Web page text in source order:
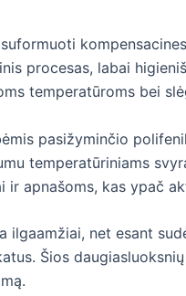
procesas, labai
temperatūroms bei
pasižyminčio
temperatūriniams
apnašoms, kas ypač
net esant
Šios